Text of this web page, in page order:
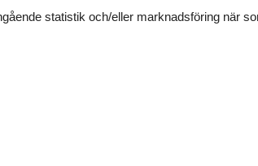
statistik och/eller marknadsföring när